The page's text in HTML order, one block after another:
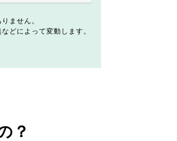
ません。
どによって変動します。
？